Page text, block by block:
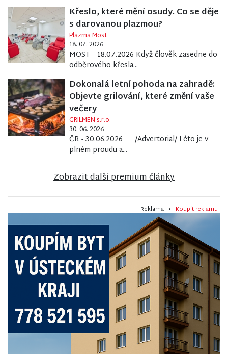
Křeslo, které mění osudy. Co se děje
s darovanou plazmou?
Plazma Most
18. 07. 2026
MOST - 18.07.2026 Když člověk zasedne do
odběrového křesla...
Dokonalá letní pohoda na zahradě:
Objevte grilování, které změní vaše
večery
GRILMEN s.r.o.
30. 06. 2026
ČR - 30.06.2026 /Advertorial/ Léto je v
plném proudu a...
Zobrazit další premium články
Reklama • Koupit reklamu